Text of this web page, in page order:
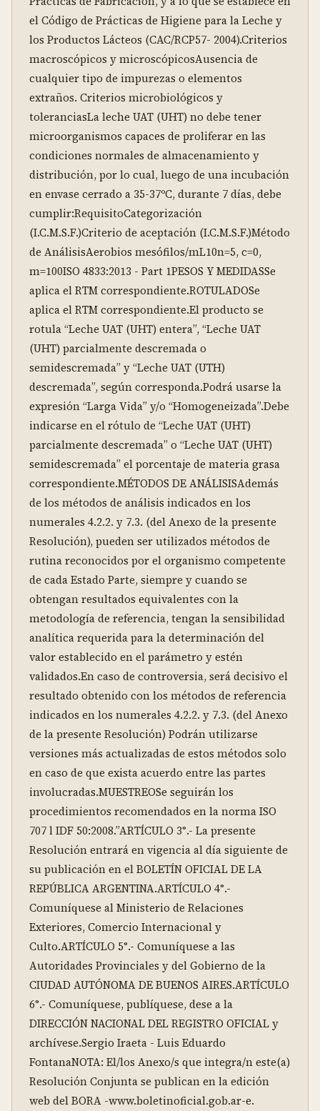
el Código de Prácticas de Higiene para la Leche y
los Productos Lácteos (CAC/RCP57- 2004).Criterios
macroscópicos y microscópicosAusencia de
cualquier tipo de impurezas o elementos
extraños. Criterios microbiológicos y
toleranciasLa leche UAT (UHT) no debe tener
microorganismos capaces de proliferar en las
condiciones normales de almacenamiento y
distribución, por lo cual, luego de una incubación
en envase cerrado a 35-37ºC, durante 7 días, debe
cumplir:RequisitoCategorización
(I.C.M.S.F.)Criterio de aceptación (I.C.M.S.F.)Método
de AnálisisAerobios mesófilos/mL10n=5, c=0,
m=100ISO 4833:2013 - Part 1PESOS Y MEDIDASSe
aplica el RTM correspondiente.ROTULADOSe
aplica el RTM correspondiente.El producto se
rotula “Leche UAT (UHT) entera”, “Leche UAT
(UHT) parcialmente descremada o
semidescremada” y “Leche UAT (UTH)
descremada”, según corresponda.Podrá usarse la
expresión “Larga Vida” y/o “Homogeneizada”.Debe
indicarse en el rótulo de “Leche UAT (UHT)
parcialmente descremada” o “Leche UAT (UHT)
semidescremada” el porcentaje de materia grasa
correspondiente.MÉTODOS DE ANÁLISISAdemás
de los métodos de análisis indicados en los
numerales 4.2.2. y 7.3. (del Anexo de la presente
Resolución), pueden ser utilizados métodos de
rutina reconocidos por el organismo competente
de cada Estado Parte, siempre y cuando se
obtengan resultados equivalentes con la
metodología de referencia, tengan la sensibilidad
analítica requerida para la determinación del
valor establecido en el parámetro y estén
validados.En caso de controversia, será decisivo el
resultado obtenido con los métodos de referencia
indicados en los numerales 4.2.2. y 7.3. (del Anexo
de la presente Resolución) Podrán utilizarse
versiones más actualizadas de estos métodos solo
en caso de que exista acuerdo entre las partes
involucradas.MUESTREOSe seguirán los
procedimientos recomendados en la norma ISO
707 l IDF 50:2008.”ARTÍCULO 3°.- La presente
Resolución entrará en vigencia al día siguiente de
su publicación en el BOLETÍN OFICIAL DE LA
REPÚBLICA ARGENTINA.ARTÍCULO 4°.-
Comuníquese al Ministerio de Relaciones
Exteriores, Comercio Internacional y
Culto.ARTÍCULO 5°.- Comuníquese a las
Autoridades Provinciales y del Gobierno de la
CIUDAD AUTÓNOMA DE BUENOS AIRES.ARTÍCULO
6°.- Comuníquese, publíquese, dese a la
DIRECCIÓN NACIONAL DEL REGISTRO OFICIAL y
archívese.Sergio Iraeta - Luis Eduardo
FontanaNOTA: El/los Anexo/s que integra/n este(a)
Resolución Conjunta se publican en la edición
web del BORA -www.boletinoficial.gob.ar-e.